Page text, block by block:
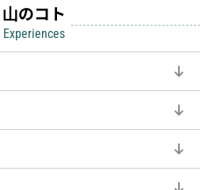
山のコト
Experiences